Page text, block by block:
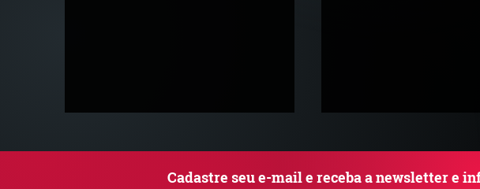
Cadastre seu e-mail e receba a newsletter e